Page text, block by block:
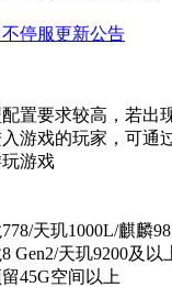
停服更新公告
置要求较高，若出
游戏的玩家，可通
游戏
天玑1000L/麒麟
Gen2/天玑9200及以
45G空间以上